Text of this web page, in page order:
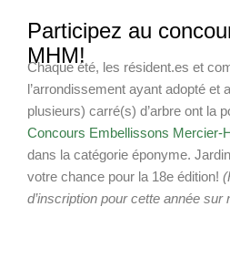
Participez au
MHM!
Chaque été, les résident.es et
l’arrondissement ayant adopté et
plusieurs) carré(s) d’arbre ont la
Concours Embellissons Mercier-
dans la catégorie éponyme.
votre chance pour la 18e édition!
d’inscription pour cette année